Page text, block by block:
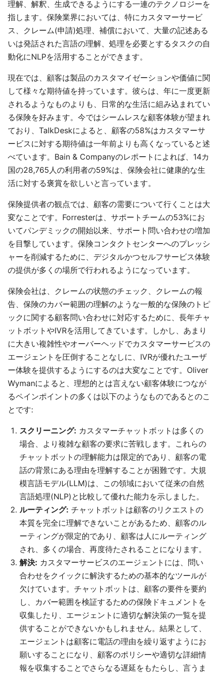
理解、解釈、生成できるようにする一連のテクノロジーを
指します。保険業界においては、特にカスタマーサービ
ス、クレーム(申請)処理、補償において、大量の記述ある
いは発話された言語の理解、処理を必要とするタスクの自
動化にNLPを活用することができます。
現在では、顧客は製品のカスタマイゼーションや価値に関
して様々な期待値を持っています。彼らは、年に一度更新
されるようなものよりも、日常的な生活に組み込まれてい
る保険を好みます。今ではシームレスな顧客体験が望まれ
ており、TalkDeskによると、顧客の58%はカスタマーサ
ービスに対する期待値は一年前よりも高くなっていると述
べています。Bain & Companyのレポートによれば、14カ
国の28,765人の利用者の59%は、保険会社に健康的な生
活に対する褒賞を欲しいと言っています。
保険提供者の観点では、顧客の需要について行くことは大
変なことです。Forresterは、サポートチームの53%にお
いてパンデミックの開始以来、サポート問い合わせの増加
を目撃しています。保険コンタクトセンターへのプレッシ
ャーを削減するために、デジタルかつセルフサービス体験
の提供が多くの場所で行われるようになっています。
保険会社は、クレームの状態のチェック、クレームの報
告、保険のカバー範囲の理解のような一般的な保険のトピ
ックに関する顧客問い合わせに対応するために、長年チャ
ットボットやIVRを活用してきています。しかし、あまり
に大きい複雑性やオーバーヘッドでカスタマーサービスの
エージェントを圧倒することなしに、IVRが優れたユーザ
ー体験を提供するようにするのは大変なことです。Oliver
Wymanによると、理想的とは言えない顧客体験につなが
るペインポイントの多くは以下のようなものであるとのこ
とです:
スクリーニング: カスタマーチャットボットは多くの
場合、より複雑な顧客の要求に苦戦します。これらの
チャットボットの理解能力は限定的であり、顧客の電
話の背景にある理由を理解することが困難です。大規
模言語モデル(LLM)は、この領域において従来の自然
言語処理(NLP)と比較して優れた能力を示しました。
ルーティング: チャットボットは顧客のリクエストの
本質を完全に理解できないことがあるため、顧客のル
ーティングが限定的であり、顧客は人にルーティング
され、多くの場合、再度待たされることになります。
解決: カスタマーサービスのエージェントには、問い
合わせをクイックに解決するための基本的なツールが
欠けています。チャットボットは、顧客の要件を要約
し、カバー範囲を検証するための保険ドキュメントを
収集したり、エージェントに適切な解決策の一覧を提
供することができないかもしれません。結果として、
エージェントは顧客に電話の理由を繰り返すようにお
願いすることになり、顧客のポリシーや適切な詳細情
報を収集することでさらなる遅延をもたらし、言うま